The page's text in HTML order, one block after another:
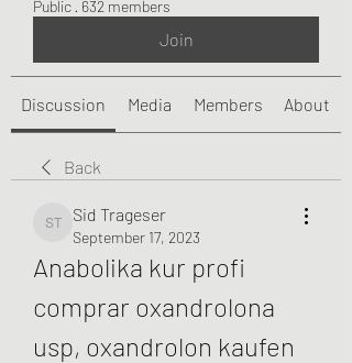
Public · 632 members
Join
Discussion Media Members About
Back
Sid Trageser
Sid Trageser
September 17, 2023
Anabolika kur profi
comprar oxandrolona
usp, oxandrolon kaufen